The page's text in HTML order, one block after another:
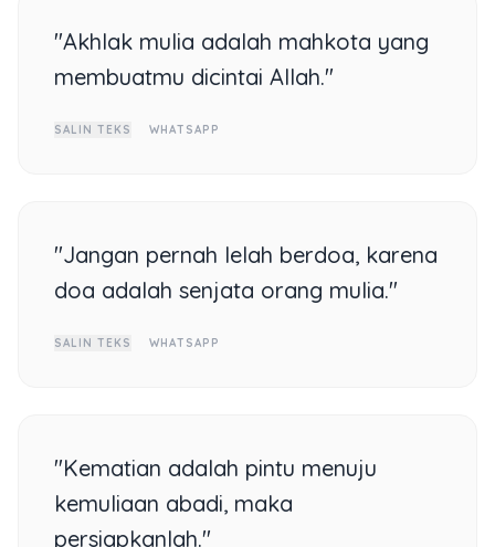
"Akhlak mulia adalah mahkota yang
membuatmu dicintai Allah."
SALIN TEKS WHATSAPP
"Jangan pernah lelah berdoa, karena
doa adalah senjata orang mulia."
SALIN TEKS WHATSAPP
"Kematian adalah pintu menuju
kemuliaan abadi, maka
persiapkanlah."